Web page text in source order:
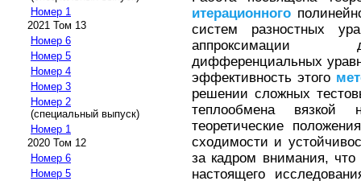
Номер 1
2021 Том 13
Номер 6
Номер 5
Номер 4
Номер 3
Номер 2
(специальный выпуск)
Номер 1
2020 Том 12
Номер 6
Номер 5
итерационного
систем разностных
аппроксимации
дифференциальных
эффективность этого
решении сложных
теплообмена вязкой
теоретические
сходимости и
за кадром внимания,
настоящего